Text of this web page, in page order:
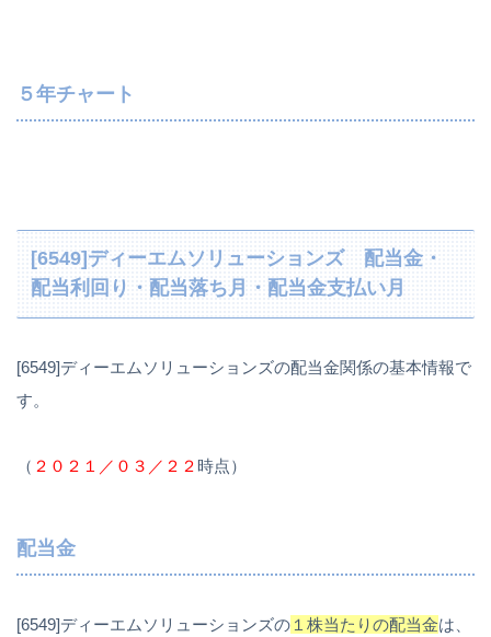
５年チャート
[6549]ディーエムソリューションズ 配当金・
配当利回り・配当落ち月・配当金支払い月
[6549]ディーエムソリューションズの配当金関係の基本情報で
す。
（ ２０２１／０３／２２時点）
配当金
[6549]ディーエムソリューションズの １株当たりの配当金は、